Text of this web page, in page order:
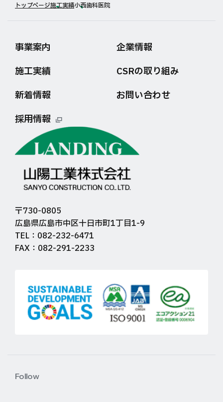
トップページ施工実績小西歯科医院
事業案内
企業情報
施工実績
CSRの取り組み
新着情報
お問い合わせ
採用情報
〒730-0805
広島県広島市中区十日市町1丁目1-9
TEL：082-232-6471
FAX：082-291-2233
Follow